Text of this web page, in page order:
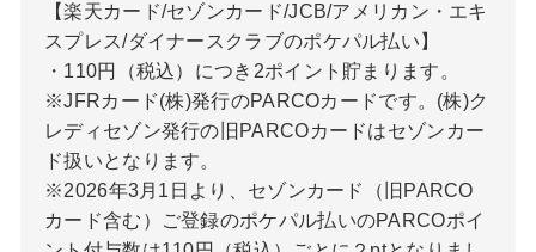
【楽天カード/セゾンカード/JCB/アメリカン・エキ
スプレス/ダイナースクラブのポケパル払い】
・110円（税込）につき2ポイント貯まります。
※JFRカード(株)発行のPARCOカードです。(株)ク
レディセゾン発行の旧PARCOカードはセゾンカー
ド扱いとなります。
※2026年3月1日より、セゾンカード（旧PARCO
カード含む）ご登録のポケパル払いのPARCOポイ